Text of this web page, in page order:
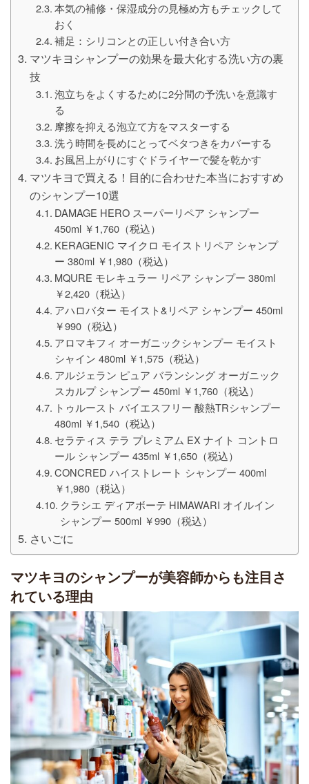
本気の補修・保湿成分の見極め方もチェックして
おく
補足：シリコンとの正しい付き合い方
マツキヨシャンプーの効果を最大化する洗い方の裏
技
泡立ちをよくするために2分間の予洗いを意識す
る
摩擦を抑える泡立て方をマスターする
洗う時間を長めにとってベタつきをカバーする
お風呂上がりにすぐドライヤーで髪を乾かす
マツキヨで買える！目的に合わせた本当におすすめ
のシャンプー10選
DAMAGE HERO スーパーリペア シャンプー
450ml ￥1,760（税込）
KERAGENIC マイクロ モイストリペア シャンプ
ー 380ml ￥1,980（税込）
MQURE モレキュラー リペア シャンプー 380ml
￥2,420（税込）
アハロバター モイスト&リペア シャンプー 450ml
￥990（税込）
アロマキフィ オーガニックシャンプー モイスト
シャイン 480ml ￥1,575（税込）
アルジェラン ピュア バランシング オーガニック
スカルプ シャンプー 450ml ￥1,760（税込）
トゥルースト バイエスフリー 酸熱TRシャンプー
480ml ￥1,540（税込）
セラティス テラ プレミアム EX ナイト コントロ
ール シャンプー 435ml ￥1,650（税込）
CONCRED ハイストレート シャンプー 400ml
￥1,980（税込）
クラシエ ディアボーテ HIMAWARI オイルイン
シャンプー 500ml ￥990（税込）
さいごに
マツキヨのシャンプーが美容師からも注目さ
れている理由